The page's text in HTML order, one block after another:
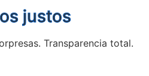
justos
Transparencia total.